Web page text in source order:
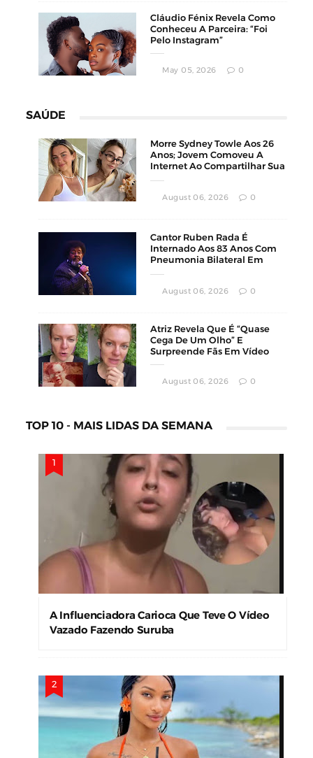
Cláudio Fénix Revela Como
Conheceu A Parceira: “Foi
Pelo Instagram”
May 05, 2026 0
SAÚDE
Morre Sydney Towle Aos 26
Anos; Jovem Comoveu A
Internet Ao Compartilhar Sua
August 06, 2026 0
Cantor Ruben Rada É
Internado Aos 83 Anos Com
Pneumonia Bilateral Em
August 06, 2026 0
Atriz Revela Que É “Quase
Cega De Um Olho” E
Surpreende Fãs Em Vídeo
August 06, 2026 0
TOP 10 - MAIS LIDAS DA SEMANA
A Influenciadora Carioca Que Teve O Vídeo
Vazado Fazendo Suruba